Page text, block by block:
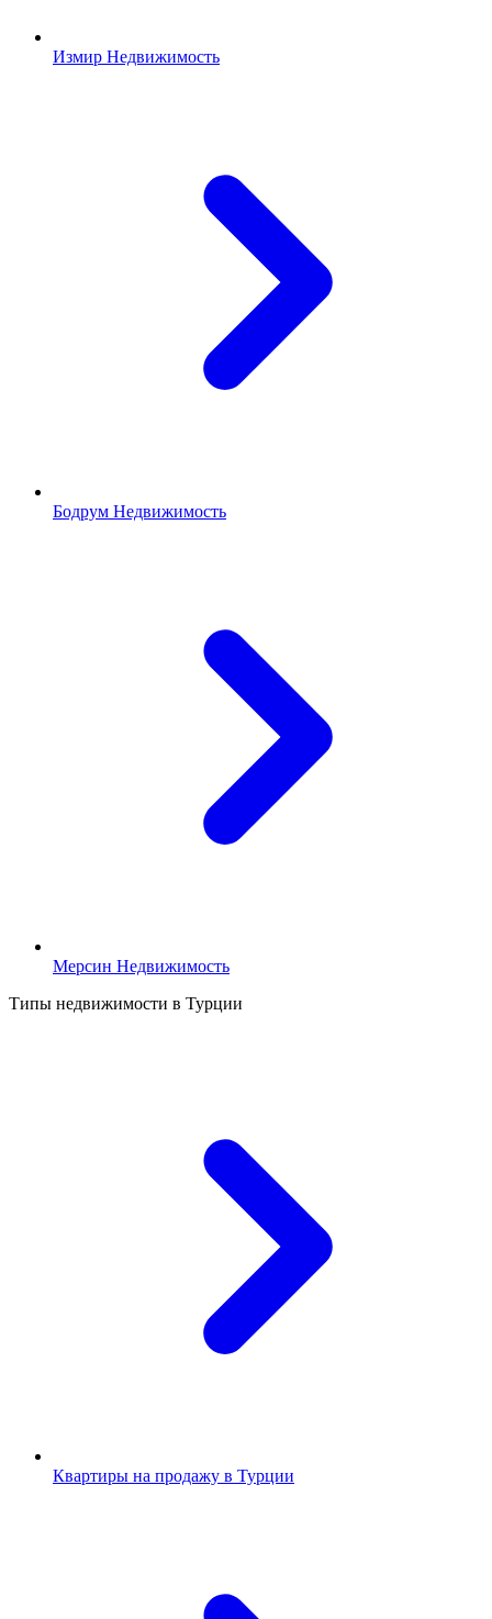
Измир Недвижимость
Бодрум Недвижимость
Мерсин Недвижимость
Типы недвижимости в Турции
Квартиры на продажу в Турции